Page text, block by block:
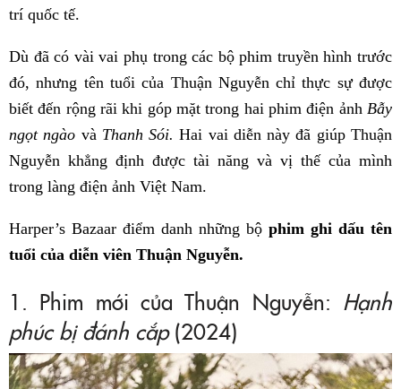
trí quốc tế.
Dù đã có vài vai phụ trong các bộ phim truyền hình trước
đó, nhưng tên tuổi của Thuận Nguyễn chỉ thực sự được
biết đến rộng rãi khi góp mặt trong hai phim điện ảnh Bẫy
ngọt ngào vàThanh Sói. Hai vai diễn này đã giúp Thuận
Nguyễn khẳng định được tài năng và vị thế của mình
trong làng điện ảnh Việt Nam.
Harper’s Bazaar điểm danh những bộ phim ghi dấu tên
tuổi của diễn viên Thuận Nguyễn.
1. Phim mới của Thuận Nguyễn: Hạnh
phúc bị đánh cắp(2024)